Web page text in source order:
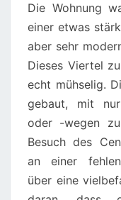
Die Wohnung
einer etwas
aber sehr
Dieses Viertel
echt mühselig.
gebaut, mit nur
oder -wegen
Besuch des
an einer
über eine